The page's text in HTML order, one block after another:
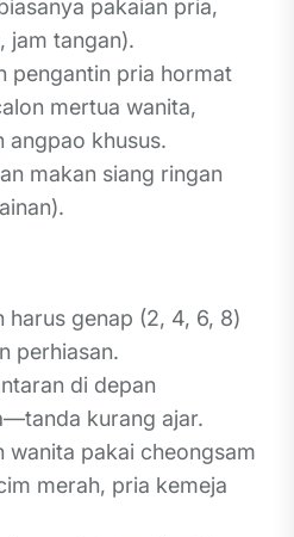
pakaian pria,
jam tangan).
pengantin pria hormat
mertua wanita,
angpao khusus.
makan siang ringan
harus genap (2, 4, 6, 8)
perhiasan.
di depan
kurang ajar.
wanita pakai cheongsam
merah, pria kemeja